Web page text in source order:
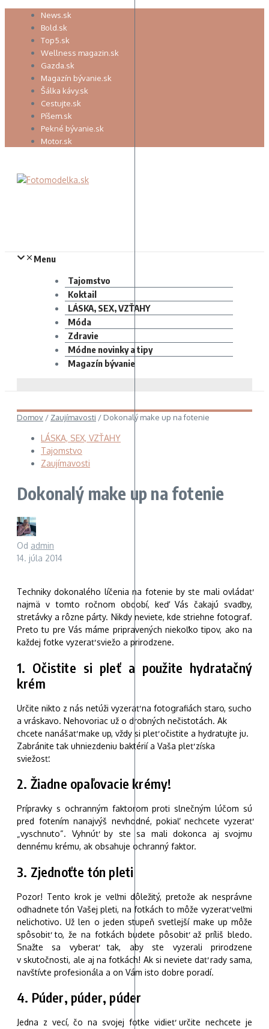
Preskočiť
News.sk
Bold.sk
Top5.sk
Wellness magazin.sk
Gazda.sk
Magazín bývanie.sk
Šálka kávy.sk
Cestujte.sk
Píšem.sk
Pekné bývanie.sk
Motor.sk
Menu
Tajomstvo
Koktail
LÁSKA, SEX, VZŤAHY
Móda
Zdravie
Módne novinky a tipy
Magazín bývanie
Domov / Zaujímavosti / Dokonalý make up na fotenie
LÁSKA, SEX, VZŤAHY
Tajomstvo
Zaujímavosti
Dokonalý make up na fotenie
Od admin
14. júla 2014
Techniky dokonalého líčenia na fotenie by ste mali ovládať
najmä v tomto ročnom období, keď Vás čakajú svadby,
stretávky a rôzne párty. Nikdy neviete, kde striehne fotograf.
Preto tu pre Vás máme pripravených niekoľko tipov, ako na
každej fotke vyzerať sviežo a prirodzene.
1. Očistite si pleť a použite hydratačný
krém
Určite nikto z nás netúži vyzerať na fotografiách staro, sucho
a vráskavo. Nehovoriac už o drobných nečistotách. Ak
chcete nanášať make up, vždy si pleť očistite a hydratujte ju.
Zabránite tak uhniezdeniu baktérií a Vaša pleť získa
sviežosť.
2. Žiadne opaľovacie krémy!
Prípravky s ochranným faktorom proti slnečným lúčom sú
pred fotením nanajvýš nevhodné, pokiaľ nechcete vyzerať
„vyschnuto“. Vyhnúť by ste sa mali dokonca aj svojmu
dennému krému, ak obsahuje ochranný faktor.
3. Zjednoťte tón pleti
Pozor! Tento krok je veľmi dôležitý, pretože ak nesprávne
odhadnete tón Vašej pleti, na fotkách to môže vyzerať veľmi
nelichotivo. Už len o jeden stupeň svetlejší make up môže
spôsobiť to, že na fotkách budete pôsobiť až príliš bledo.
Snažte sa vyberať tak, aby ste vyzerali prirodzene
v skutočnosti, ale aj na fotkách! Ak si neviete dať rady sama,
navštívte profesionála a on Vám isto dobre poradí.
4. Púder, púder, púder
Jedna z vecí, čo na svojej fotke vidieť určite nechcete je